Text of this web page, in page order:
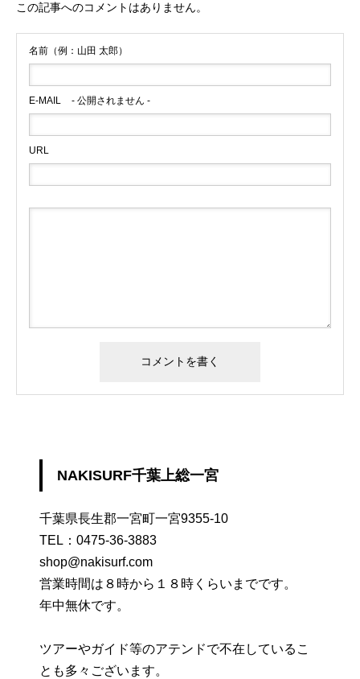
この記事へのコメントはありません。
名前（例：山田 太郎）
E-MAIL - 公開されません -
URL
NAKISURF千葉上総一宮
千葉県長生郡一宮町一宮9355-10
TEL： 0475-36-3883
shop@nakisurf.com
営業時間は８時から１８時くらいまでです。
年中無休です。
ツアーやガイド等のアテンドで不在しているこ
とも多々ございます。